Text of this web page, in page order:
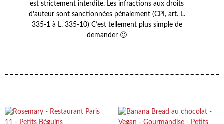
est strictement interdite. Les infractions aux droits
d’auteur sont sanctionnées pénalement (CPI, art. L.
335-1 à L. 335-10) C’est tellement plus simple de
demander 🙂